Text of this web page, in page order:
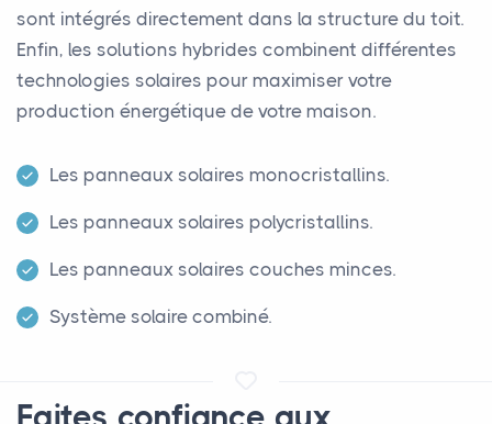
sont intégrés directement dans la structure du toit.
Enfin, les solutions hybrides combinent différentes
technologies solaires pour maximiser votre
production énergétique de votre maison.
Les panneaux solaires monocristallins.
Les panneaux solaires polycristallins.
Les panneaux solaires couches minces.
Système solaire combiné.